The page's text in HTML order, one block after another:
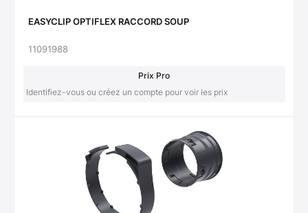
EASYCLIP OPTIFLEX RACCORD SOUP
11091988
Prix Pro
Identifiez-vous ou créez un compte pour voir les prix